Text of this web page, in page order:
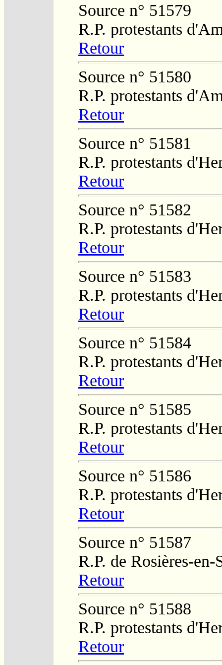
Source n° 51579
R.P. protestants
Retour
Source n° 51580
R.P. protestants
Retour
Source n° 51581
R.P. protestants
Retour
Source n° 51582
R.P. protestants
Retour
Source n° 51583
R.P. protestants
Retour
Source n° 51584
R.P. protestants
Retour
Source n° 51585
R.P. protestants
Retour
Source n° 51586
R.P. protestants
Retour
Source n° 51587
R.P. de Rosières-en-
Retour
Source n° 51588
R.P. protestants
Retour